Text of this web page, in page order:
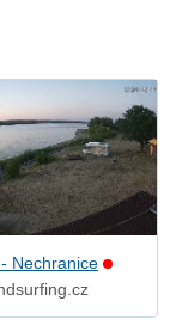
Nechranice